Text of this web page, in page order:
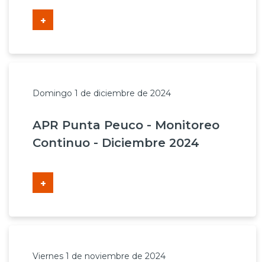
+
Domingo 1 de diciembre de 2024
APR Punta Peuco - Monitoreo
Continuo - Diciembre 2024
+
Viernes 1 de noviembre de 2024